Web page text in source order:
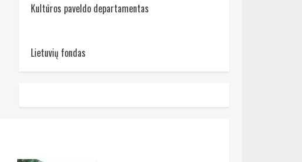
Kultūros paveldo departamentas
Lietuvių fondas